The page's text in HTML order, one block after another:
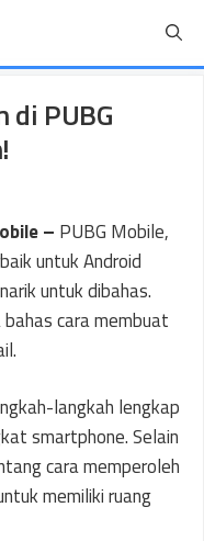
di PUBG
– PUBG Mobile,
untuk Android
untuk dibahas.
cara membuat
langkah lengkap
smartphone. Selain
cara memperoleh
memiliki ruang